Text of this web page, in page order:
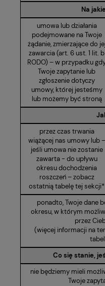
Na
umowa lub działania
podejmowane na Twoje
żądanie, zmierzające do jej
zawarcia (art. 6 ust. 1 lit. b
RODO) – w przypadku
Twoje zapytanie lub
zgłoszenie dotyczy
umowy, której jesteśmy
lub możemy być stroną
przez czas trwania
wiążącej nas umowy lub –
jeśli umowa nie zostanie
zawarta - do upływu
okresu dochodzenia
roszczeń – zobacz
ostatnią tabelę tej sekcji*
ponadto, Twoje dane
okresu, w którym
przez
(więcej informacji na
Co się stanie,
nie będziemy mieli
Twoje